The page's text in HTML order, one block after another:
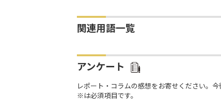
関連用語一覧
アンケート
レポート・コラムの感想をお寄せください。
※は必須項目です。